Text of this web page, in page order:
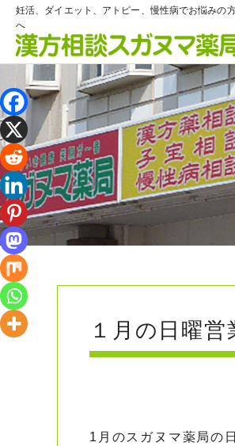
妊活、ダイエット、アトピー、慢性病でお悩みの
へ
１月の日曜
1月のスガヌマ薬局の